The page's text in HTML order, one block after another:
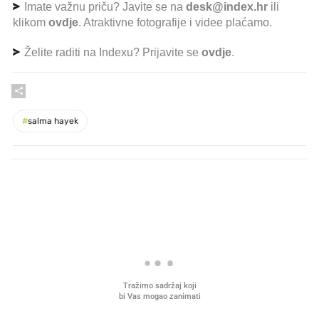
Imate važnu priču? Javite se na desk@index.hr ili
klikom ovdje. Atraktivne fotografije i videe plaćamo.
Želite raditi na Indexu? Prijavite se ovdje.
#salma hayek